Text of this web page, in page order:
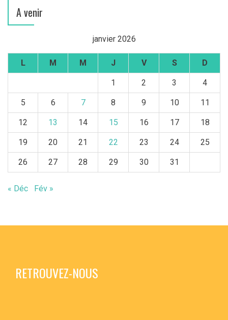
A venir
janvier 2026
L M M J V S D
1 2 3 4
5 6 7 8 9 10 11
12 13 14 15 16 17 18
19 20 21 22 23 24 25
26 27 28 29 30 31
« Déc Fév »
RETROUVEZ-NOUS